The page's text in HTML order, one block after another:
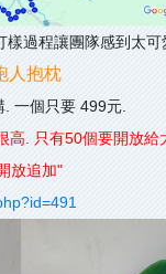
過程讓團隊感到太可
人抱枕
. 一個只要 499元.
高. 只有50個要開放給
放追加"